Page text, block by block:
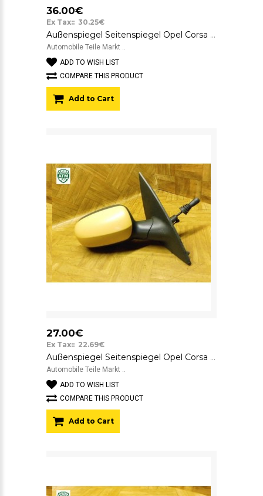
36.00€
Ex Tax:: 30.25€
Außenspiegel Seitenspiegel Opel Corsa C Farbcode Z40K Yellow Punch Gelb links
Automobile Teile Markt ..
ADD TO WISH LIST
COMPARE THIS PRODUCT
Add to Cart
27.00€
Ex Tax:: 22.69€
Außenspiegel Seitenspiegel Opel Corsa C Farbcode Z40K Yellow Punch Gelb rechts
Automobile Teile Markt ..
ADD TO WISH LIST
COMPARE THIS PRODUCT
Add to Cart